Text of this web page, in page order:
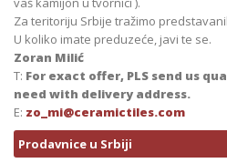
Za teritoriju Srbije tražimo
U koliko imate preduzeće, javi te se.
Zoran Milić
T: For exact offer, PLS send us
need with delivery address.
E: zo_mi@ceramictiles.com
Prodavnice u Srbiji